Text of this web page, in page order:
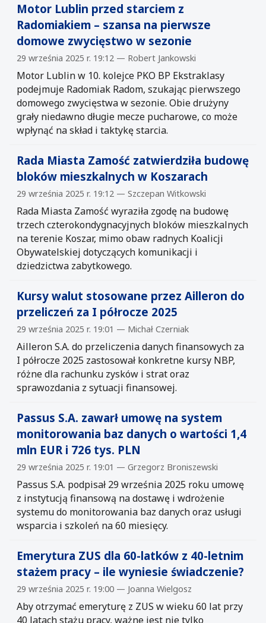
Motor Lublin przed starciem z
Radomiakiem – szansa na pierwsze
domowe zwycięstwo w sezonie
29 września 2025 r. 19:12 — Robert Jankowski
Motor Lublin w 10. kolejce PKO BP Ekstraklasy
podejmuje Radomiak Radom, szukając pierwszego
domowego zwycięstwa w sezonie. Obie drużyny
grały niedawno długie mecze pucharowe, co może
wpłynąć na skład i taktykę starcia.
Rada Miasta Zamość zatwierdziła budowę
bloków mieszkalnych w Koszarach
29 września 2025 r. 19:12 — Szczepan Witkowski
Rada Miasta Zamość wyraziła zgodę na budowę
trzech czterokondygnacyjnych bloków mieszkalnych
na terenie Koszar, mimo obaw radnych Koalicji
Obywatelskiej dotyczących komunikacji i
dziedzictwa zabytkowego.
Kursy walut stosowane przez Ailleron do
przeliczeń za I półrocze 2025
29 września 2025 r. 19:01 — Michał Czerniak
Ailleron S.A. do przeliczenia danych finansowych za
I półrocze 2025 zastosował konkretne kursy NBP,
różne dla rachunku zysków i strat oraz
sprawozdania z sytuacji finansowej.
Passus S.A. zawarł umowę na system
monitorowania baz danych o wartości 1,4
mln EUR i 726 tys. PLN
29 września 2025 r. 19:01 — Grzegorz Broniszewski
Passus S.A. podpisał 29 września 2025 roku umowę
z instytucją finansową na dostawę i wdrożenie
systemu do monitorowania baz danych oraz usługi
wsparcia i szkoleń na 60 miesięcy.
Emerytura ZUS dla 60-latków z 40-letnim
stażem pracy – ile wyniesie świadczenie?
29 września 2025 r. 19:00 — Joanna Wielgosz
Aby otrzymać emeryturę z ZUS w wieku 60 lat przy
40 latach stażu pracy, ważne jest nie tylko